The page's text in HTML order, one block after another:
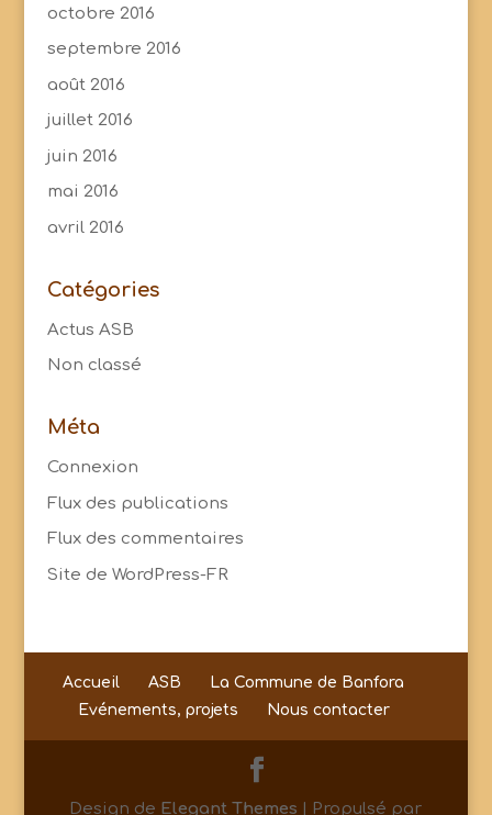
octobre 2016
septembre 2016
août 2016
juillet 2016
juin 2016
mai 2016
avril 2016
Catégories
Actus ASB
Non classé
Méta
Connexion
Flux des publications
Flux des commentaires
Site de WordPress-FR
Accueil ASB
La Commune de Banfora
Evénements, projets
Nous contacter
Design de Elegant Themes | Propulsé par